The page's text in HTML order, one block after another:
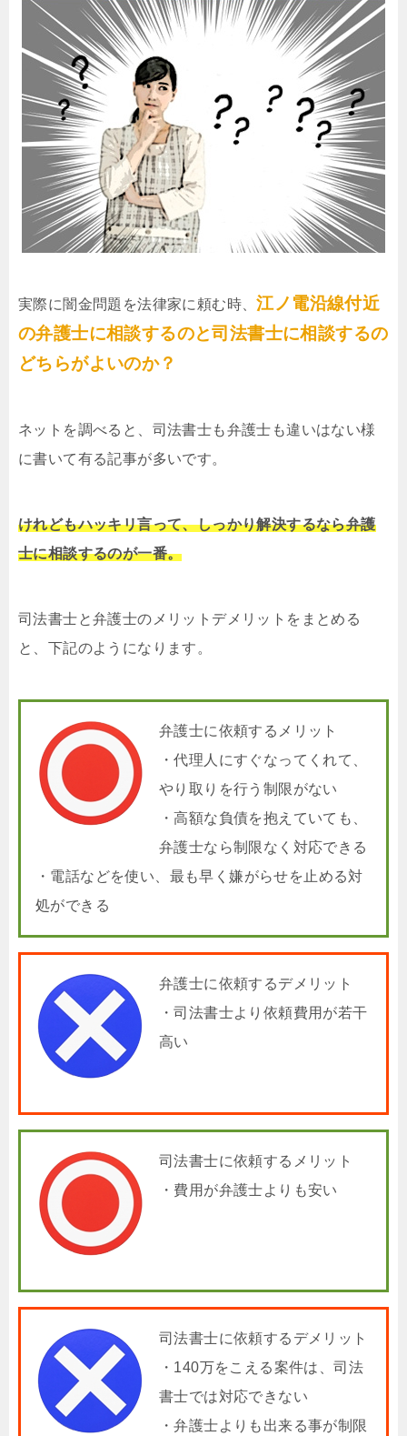
実際に闇金問題を法律家に頼む時、江ノ電沿線付近
の弁護士に相談するのと司法書士に相談するの
どちらがよいのか？
ネットを調べると、司法書士も弁護士も違いはない様
に書いて有る記事が多いです。
けれどもハッキリ言って、しっかり解決するなら弁護
士に相談するのが一番。
司法書士と弁護士のメリットデメリットをまとめる
と、下記のようになります。
弁護士に依頼するメリット
・代理人にすぐなってくれて、
やり取りを行う制限がない
・高額な負債を抱えていても、
弁護士なら制限なく対応できる
・電話などを使い、最も早く嫌がらせを止める対
処ができる
弁護士に依頼するデメリット
・司法書士より依頼費用が若干
高い
司法書士に依頼するメリット
・費用が弁護士よりも安い
司法書士に依頼するデメリット
・140万をこえる案件は、司法
書士では対応できない
・弁護士よりも出来る事が制限